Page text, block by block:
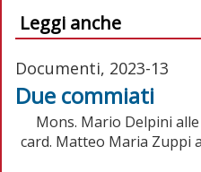
Leggi anche
Documenti, 2023-13
Due commiati
Mons. Mario Delpini
card. Matteo Maria Zuppi